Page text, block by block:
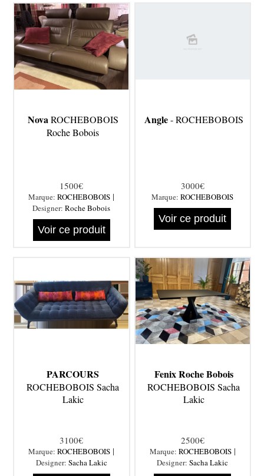
Nova ROCHEBOBOIS
Roche Bobois
1500€
Marque:ROCHEBOBOIS |
Designer:Roche Bobois
Voir ce produit
Angle- ROCHEBOBOIS
3000€
Marque:ROCHEBOBOIS
Voir ce produit
PARCOURS
ROCHEBOBOIS Sacha
Lakic
3100€
Marque:ROCHEBOBOIS |
Designer: Sacha Lakic
Fenix Roche Bobois
ROCHEBOBOIS Sacha
Lakic
2500€
Marque: ROCHEBOBOIS|
Designer:Sacha Lakic